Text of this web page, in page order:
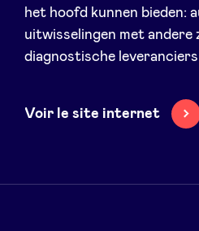
BeAngels Academy
het hoofd kunnen bieden:
uitwisselingen met andere
diagnostische
Voir le site internet